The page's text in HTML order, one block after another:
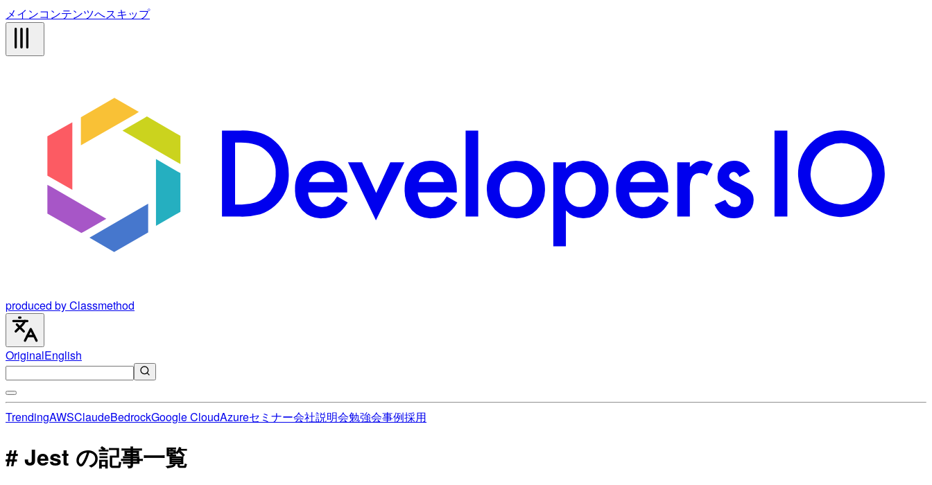
メインコンテンツへスキップ
produced by Classmethod
OriginalEnglish
TrendingAWSClaudeBedrockGoogle CloudAzureセミナー会社説明会勉強会事例採用
# Jest の記事一覧